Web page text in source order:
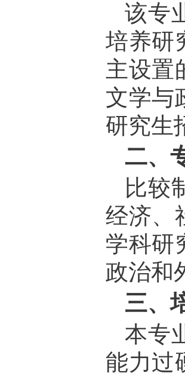
该专
培养研
主设置
文学与
研究生
二、
比较
经济、
学科研
政治和
三、
本专
能力过